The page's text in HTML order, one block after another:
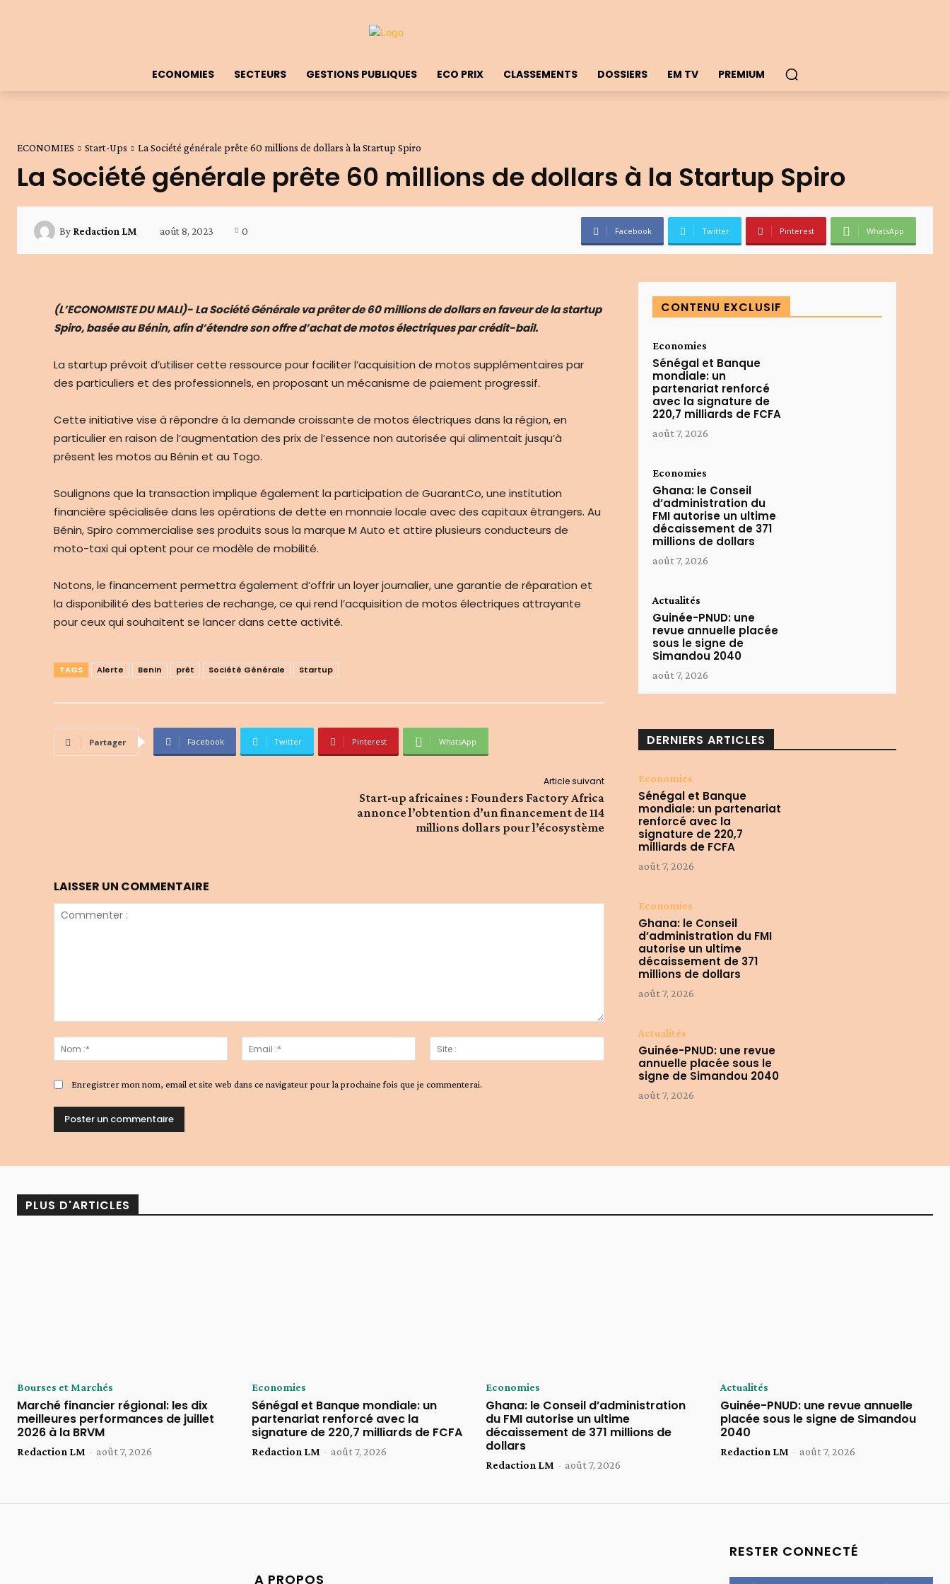
ECONOMIES SECTEURS GESTIONS PUBLIQUES ECO PRIX CLASSEMENTS DOSSIERS EM TV PREMIUM
ECONOMIES Start-Ups La Société générale prête 60 millions de dollars à la Startup Spiro
La Société générale prête 60 millions de dollars à la Startup Spiro
By Redaction LM août 8, 2023 0 Facebook Twitter Pinterest WhatsApp
(L’ECONOMISTE DU MALI)- La Société Générale va prêter de 60 millions de dollars en faveur de la startup
Spiro, basée au Bénin, afin d’étendre son offre d’achat de motos électriques par crédit-bail.
La startup prévoit d’utiliser cette ressource pour faciliter l’acquisition de motos supplémentaires par
des particuliers et des professionnels, en proposant un mécanisme de paiement progressif.
Cette initiative vise à répondre à la demande croissante de motos électriques dans la région, en
particulier en raison de l’augmentation des prix de l’essence non autorisée qui alimentait jusqu’à
présent les motos au Bénin et au Togo.
Soulignons que la transaction implique également la participation de GuarantCo, une institution
financière spécialisée dans les opérations de dette en monnaie locale avec des capitaux étrangers. Au
Bénin, Spiro commercialise ses produits sous la marque M Auto et attire plusieurs conducteurs de
moto-taxi qui optent pour ce modèle de mobilité.
Notons, le financement permettra également d’offrir un loyer journalier, une garantie de réparation et
la disponibilité des batteries de rechange, ce qui rend l’acquisition de motos électriques attrayante
pour ceux qui souhaitent se lancer dans cette activité.
TAGS Alerte Benin prêt Société Générale Startup
Partager Facebook Twitter Pinterest WhatsApp
Article suivant
Start-up africaines : Founders Factory Africa
annonce l’obtention d’un financement de 114
millions dollars pour l’écosystème
LAISSER UN COMMENTAIRE
:*
Email
:*
:
Enregistrer mon nom, email et site web dans ce navigateur pour la prochaine fois que je commenterai.
CONTENU EXCLUSIF
Economies
Sénégal et Banque
mondiale: un
partenariat renforcé
avec la signature de
220,7 milliards de FCFA
août 7, 2026
Economies
Ghana: le Conseil
d’administration du
FMI autorise un ultime
décaissement de 371
millions de dollars
août 7, 2026
Actualités
Guinée-PNUD: une
revue annuelle placée
sous le signe de
Simandou 2040
août 7, 2026
DERNIERS ARTICLES
Economies
Sénégal et Banque
mondiale: un partenariat
renforcé avec la
signature de 220,7
milliards de FCFA
août 7, 2026
Economies
Ghana: le Conseil
d’administration du FMI
autorise un ultime
décaissement de 371
millions de dollars
août 7, 2026
Actualités
Guinée-PNUD: une revue
annuelle placée sous le
signe de Simandou 2040
août 7, 2026
PLUS D'ARTICLES
Bourses et Marchés
Marché financier régional: les dix
meilleures performances de juillet
2026 à la BRVM
Redaction LM - août 7, 2026
Economies
Sénégal et Banque mondiale: un
partenariat renforcé avec la
signature de 220,7 milliards de FCFA
Redaction LM - août 7, 2026
Economies
Ghana: le Conseil d’administration
du FMI autorise un ultime
décaissement de 371 millions de
dollars
Redaction LM - août 7, 2026
Actualités
Guinée-PNUD: une revue annuelle
placée sous le signe de Simandou
2040
Redaction LM - août 7, 2026
A PROPOS
RESTER CONNECTÉ